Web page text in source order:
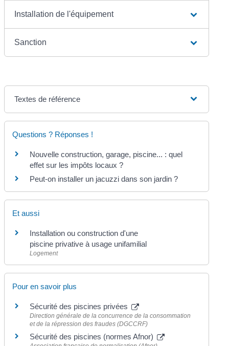
Installation de l'équipement
Sanction
Textes de référence
Questions ? Réponses !
Nouvelle construction, garage, piscine... : quel
effet sur les impôts locaux ?
Peut-on installer un jacuzzi dans son jardin ?
Et aussi
Installation ou construction d'une
piscine privative à usage unifamilial
Logement
Pour en savoir plus
Sécurité des piscines privées
Direction générale de la concurrence de la consommation
et de la répression des fraudes (DGCCRF)
Sécurité des piscines (normes Afnor)